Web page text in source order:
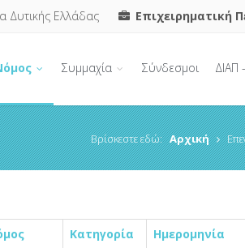
Δυτικής Ελλάδας Επιχειρηματική
Συμμαχία Σύνδεσμοι ΔΙΑΠ
Βρίσκεστε εδώ: Αρχική
Κατηγορία Ημερομηνία